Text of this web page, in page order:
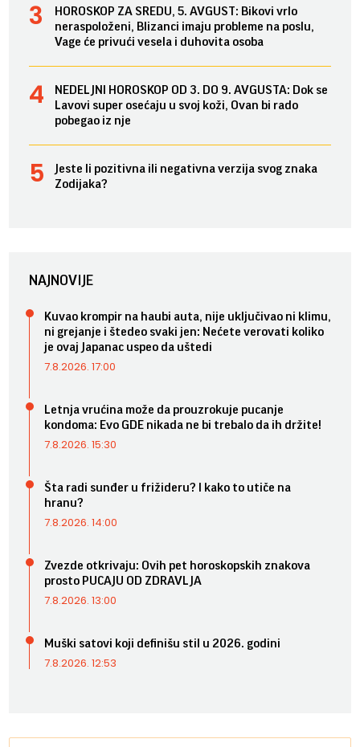
HOROSKOP ZA SREDU, 5. AVGUST: Bikovi vrlo
neraspoloženi, Blizanci imaju probleme na poslu,
Vage će privući vesela i duhovita osoba
NEDELJNI HOROSKOP OD 3. DO 9. AVGUSTA: Dok se
Lavovi super osećaju u svoj koži, Ovan bi rado
pobegao iz nje
Jeste li pozitivna ili negativna verzija svog znaka
Zodijaka?
NAJNOVIJE
Kuvao krompir na haubi auta, nije uključivao ni klimu,
ni grejanje i štedeo svaki jen: Nećete verovati koliko
je ovaj Japanac uspeo da uštedi
7.8.2026. 17:00
Letnja vrućina može da prouzrokuje pucanje
kondoma: Evo GDE nikada ne bi trebalo da ih držite!
7.8.2026. 15:30
Šta radi sunđer u frižideru? I kako to utiče na
hranu?
7.8.2026. 14:00
Zvezde otkrivaju: Ovih pet horoskopskih znakova
prosto PUCAJU OD ZDRAVLJA
7.8.2026. 13:00
Muški satovi koji definišu stil u 2026. godini
7.8.2026. 12:53